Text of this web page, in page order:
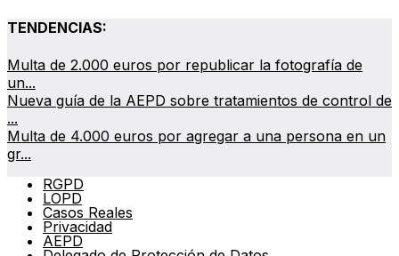
TENDENCIAS:
Multa de 2.000 euros por republicar la fotografía de
un...
Nueva guía de la AEPD sobre tratamientos de control de
...
Multa de 4.000 euros por agregar a una persona en un
gr...
RGPD
LOPD
Casos Reales
Privacidad
AEPD